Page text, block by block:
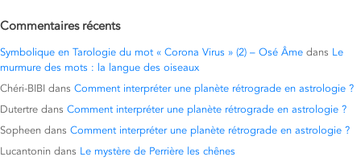
Commentaires récents
Symbolique en Tarologie du mot « Corona Virus » (2) – Osé Âme dans Le
murmure des mots : la langue des oiseaux
Chéri-BIBI dans Comment interpréter une planète rétrograde en astrologie ?
Dutertre dans Comment interpréter une planète rétrograde en astrologie ?
Sopheen dans Comment interpréter une planète rétrograde en astrologie ?
Lucantonin dans Le mystère de Perrière les chênes